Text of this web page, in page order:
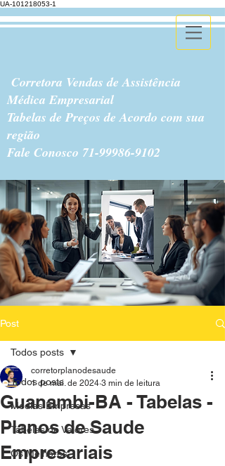
UA-101218053-1
Corretora Vendas de Assistência
Médica Empresarial
Tabelas de Preços de Acordo com sua
região
Fale Conosco 71-99986-9102
Post
Todos posts
Medias Empresas
Tabelas de Valores
Os Melhores
Todos posts
Guanambi-BA - Tabelas -
Planos de Saude
Empresariais
corretorplanodesaude
1 de mai. de 2024 3 min de leitura